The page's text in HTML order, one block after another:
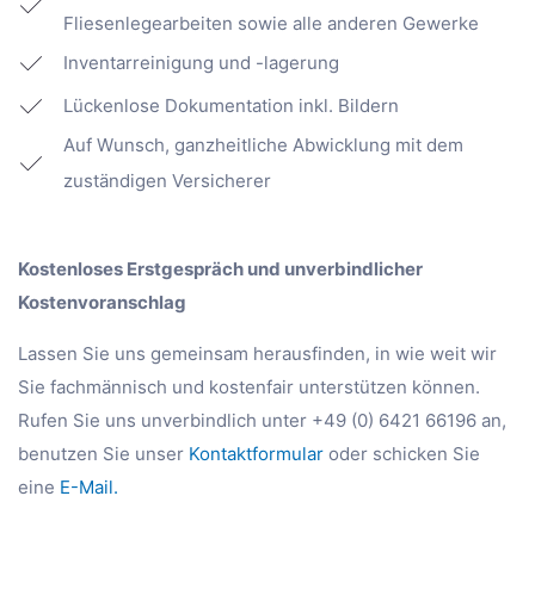
Fliesenlegearbeiten sowie alle anderen Gewerke
Inventarreinigung und -lagerung
Lückenlose Dokumentation inkl. Bildern
Auf Wunsch, ganzheitliche Abwicklung mit dem
zuständigen Versicherer
Kostenloses Erstgespräch und unverbindlicher
Kostenvoranschlag
Lassen Sie uns gemeinsam herausfinden, in wie weit wir
Sie fachmännisch und kostenfair unterstützen können.
Rufen Sie uns unverbindlich unter +49 (0) 6421 66196 an,
benutzen Sie unser Kontaktformular oder schicken Sie
eine E-Mail.